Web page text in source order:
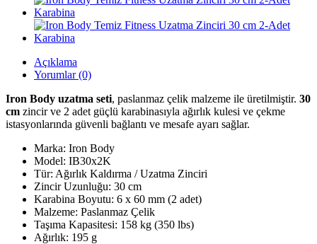
Açıklama
Yorumlar (0)
Iron Body uzatma seti, paslanmaz çelik malzeme ile üretilmiştir. 30
cm zincir ve 2 adet güçlü karabinasıyla ağırlık kulesi ve çekme
istasyonlarında güvenli bağlantı ve mesafe ayarı sağlar.
Marka: Iron Body
Model: IB30x2K
Tür: Ağırlık Kaldırma / Uzatma Zinciri
Zincir Uzunluğu: 30 cm
Karabina Boyutu: 6 x 60 mm (2 adet)
Malzeme: Paslanmaz Çelik
Taşıma Kapasitesi: 158 kg (350 lbs)
Ağırlık: 195 g